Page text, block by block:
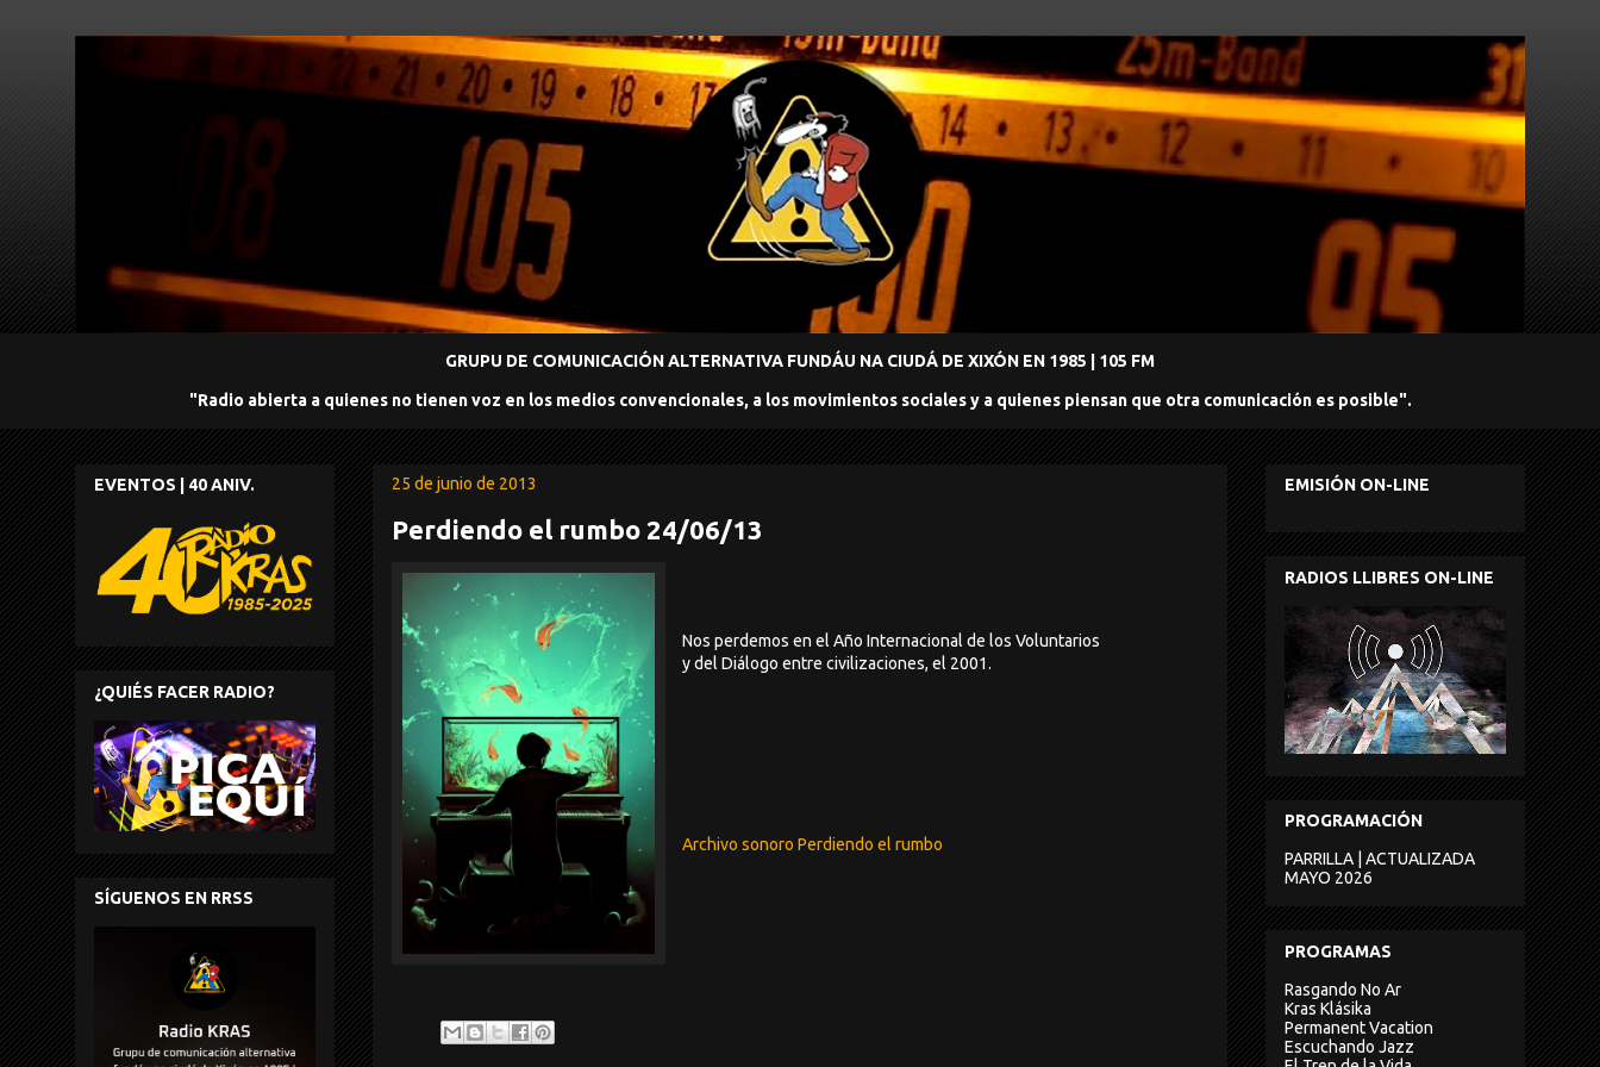
GRUPU DE COMUNICACIÓN ALTERNATIVA FUNDÁU NA CIUDÁ DE XIXÓN EN 1985 | 105 FM
"Radio abierta a quienes no tienen voz en los medios convencionales, a los movimientos sociales y a quienes piensan que otra comunicación es posible".
25 de junio de 2013
Perdiendo el rumbo 24/06/13
Nos perdemos en el Año Internacional de los Voluntarios
y del Diálogo entre civilizaciones, el 2001.
Archivo sonoro Perdiendo el rumbo
EVENTOS | 40 ANIV.
¿QUIÉS FACER RADIO?
SÍGUENOS EN RRSS
EMISIÓN ON-LINE
RADIOS LLIBRES ON-LINE
PROGRAMACIÓN
PARRILLA | ACTUALIZADA
MAYO 2026
PROGRAMAS
Rasgando No Ar
Kras Klásika
Permanent Vacation
Escuchando Jazz